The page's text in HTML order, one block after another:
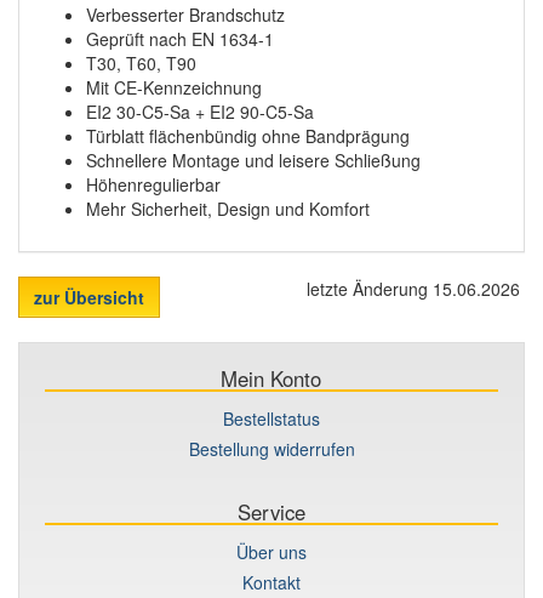
Verbesserter Brandschutz
Geprüft nach EN 1634-1
T30, T60, T90
Mit CE-Kennzeichnung
EI2 30-C5-Sa + EI2 90-C5-Sa
Türblatt flächenbündig ohne Bandprägung
Schnellere Montage und leisere Schließung
Höhenregulierbar
Mehr Sicherheit, Design und Komfort
zur Übersicht letzte Änderung 15.06.2026
Mein Konto
Bestellstatus
Bestellung widerrufen
Service
Über uns
Kontakt